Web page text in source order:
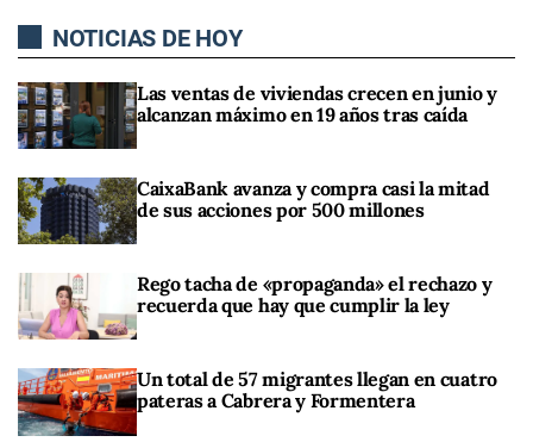
NOTICIAS DE HOY
Las ventas de viviendas crecen en junio y
alcanzan máximo en 19 años tras caída
CaixaBank avanza y compra casi la mitad
de sus acciones por 500 millones
Rego tacha de «propaganda» el rechazo y
recuerda que hay que cumplir la ley
Un total de 57 migrantes llegan en cuatro
pateras a Cabrera y Formentera